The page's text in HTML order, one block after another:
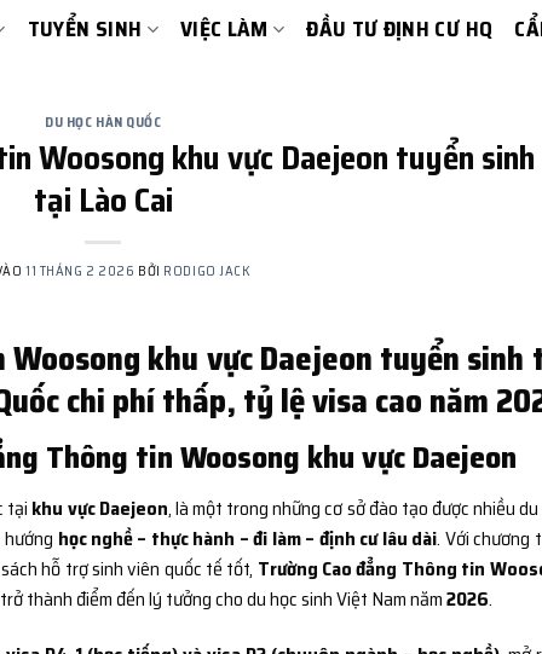
TUYỂN SINH VIỆC LÀM ĐẦU TƯ ĐỊNH CƯ HQ
DU HỌC HÀN QUỐC
Woosong khu vực Daejeon tuyển sinh
tại Lào Cai
11 THÁNG 2 2026 BỞI RODIGO JACK
khu vực Daejeon tuyển sinh
chi phí thấp, tỷ lệ visa cao năm
Thông tin Woosong khu vực Daejeon
tại khu vực Daejeon, là một trong những cơ sở đào tạo được nhiều
học nghề – thực hành – đi làm – định cư lâu dài. Với chương
hỗ trợ sinh viên quốc tế tốt, Trường Cao đẳng Thông tin
thành điểm đến lý tưởng cho du học sinh Việt Nam năm2026.